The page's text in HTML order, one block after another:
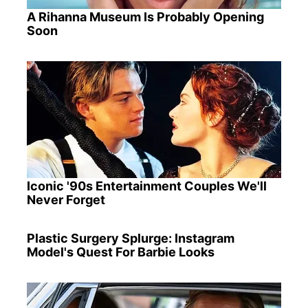
A Rihanna Museum Is Probably Opening
Soon
Iconic '90s Entertainment Couples We'll
Never Forget
Plastic Surgery Splurge: Instagram
Model's Quest For Barbie Looks